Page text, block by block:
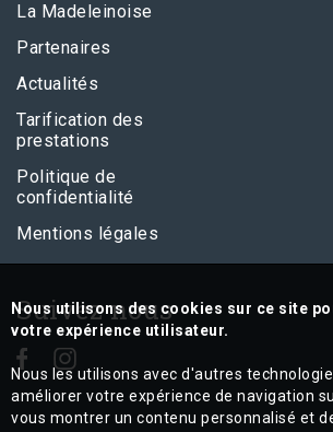
La Madeleinoise
Partenaires
Actualités
Tarification des
prestations
Politique de
confidentialité
Mentions légales
Suivez nous
Nous utilisons des cookies sur ce site
votre expérience utilisateur.
Nous les utilisons avec d'autres
améliorer votre expérience de navigation
vous montrer un contenu personnalisé et